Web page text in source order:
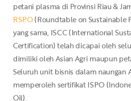
petani plasma di Provinsi Riau &
RSPO(Roundtable on Sustainable
yang sama, ISCC (International
Certification) telah dicapai oleh
dimiliki oleh Asian Agri maupun
Seluruh unit bisnis dalam naungan
memperoleh sertifikat ISPO
Oil).